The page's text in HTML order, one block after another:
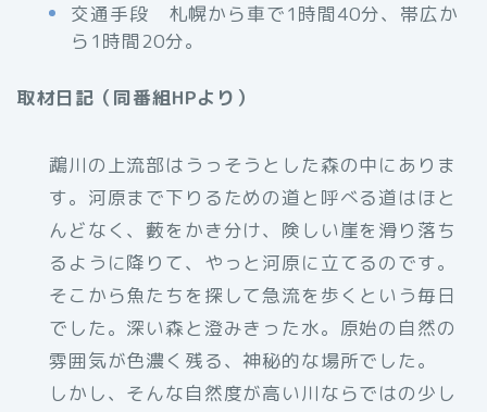
交通手段 札幌から車で1時間40分、帯広か
ら1時間20分。
取材日記（同番組HPより）
鵡川の上流部はうっそうとした森の中にありま
す。河原まで下りるための道と呼べる道はほと
んどなく、藪をかき分け、険しい崖を滑り落ち
るように降りて、やっと河原に立てるのです。
そこから魚たちを探して急流を歩くという毎日
でした。深い森と澄みきった水。原始の自然の
雰囲気が色濃く残る、神秘的な場所でした。
しかし、そんな自然度が高い川ならではの少し